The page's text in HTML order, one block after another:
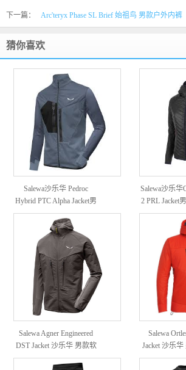
下一篇： Arc'teryx Phase SL Brief 始祖鸟 男款户外内裤
猜你喜欢
Salewa沙乐华 Pedroc
Hybrid PTC Alpha Jacket男
款防风防水夹克
Salewa沙乐华
2 PRL Jacket
外
Salewa Agner Engineered
DST Jacket 沙乐华 男款软
壳夹克外套
Salewa
Jacket 沙乐
毛